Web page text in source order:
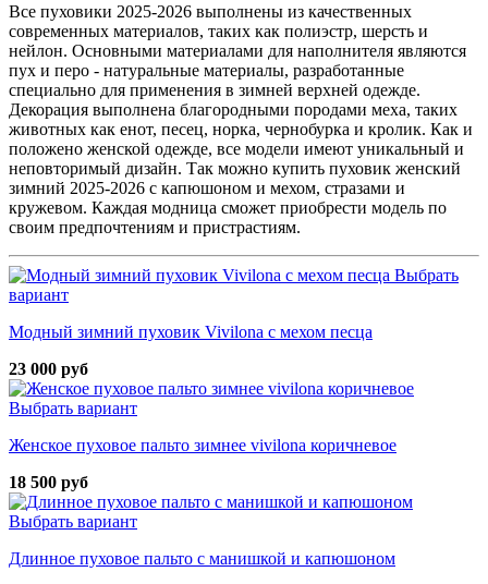
Все пуховики 2025-2026 выполнены из качественных
современных материалов, таких как полиэстр, шерсть и
нейлон. Основными материалами для наполнителя являются
пух и перо - натуральные материалы, разработанные
специально для применения в зимней верхней одежде.
Декорация выполнена благородными породами меха, таких
животных как енот, песец, норка, чернобурка и кролик. Как и
положено женской одежде, все модели имеют уникальный и
неповторимый дизайн. Так можно купить пуховик женский
зимний 2025-2026 с капюшоном и мехом, стразами и
кружевом. Каждая модница сможет приобрести модель по
своим предпочтениям и пристрастиям.
Выбрать
вариант
Модный зимний пуховик Vivilona с мехом песца
23 000 руб
Выбрать вариант
Женское пуховое пальто зимнее vivilona коричневое
18 500 руб
Выбрать вариант
Длинное пуховое пальто с манишкой и капюшоном